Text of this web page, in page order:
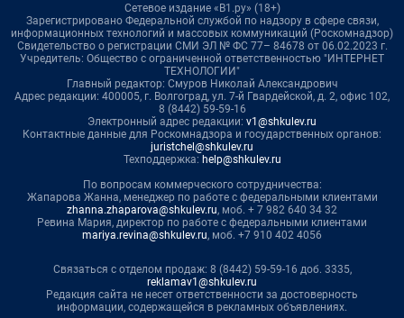
Сетевое издание «В1.ру» (18+)
Зарегистрировано Федеральной службой по надзору в сфере связи,
информационных технологий и массовых коммуникаций (Роскомнадзор)
Свидетельство о регистрации СМИ ЭЛ № ФС 77– 84678 от 06.02.2023 г.
Учредитель: Общество с ограниченной ответственностью "ИНТЕРНЕТ
ТЕХНОЛОГИИ"
Главный редактор: Смуров Николай Александрович
Адрес редакции: 400005, г. Волгоград, ул. 7-й Гвардейской, д. 2, офис 102,
8 (8442) 59-59-16
Электронный адрес редакции: v1@shkulev.ru
Контактные данные для Роскомнадзора и государственных органов:
juristchel@shkulev.ru
Техподдержка: help@shkulev.ru
По вопросам коммерческого сотрудничества:
Жапарова Жанна, менеджер по работе с федеральными клиентами
zhanna.zhaparova@shkulev.ru, моб. + 7 982 640 34 32
Ревина Мария, директор по работе с федеральными клиентами
mariya.revina@shkulev.ru, моб. +7 910 402 4056
Связаться с отделом продаж: 8 (8442) 59-59-16 доб. 3335,
reklamav1@shkulev.ru
Редакция сайта не несет ответственности за достоверность
информации, содержащейся в рекламных объявлениях.